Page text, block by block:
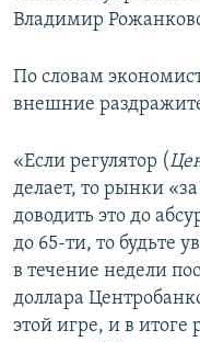
Владимир
По словам
внешние
«Если регулятор (
делает, то рынки
доводить это до
до 65-ти, то будьте
в течение недели
доллара
этой игре, и в итоге